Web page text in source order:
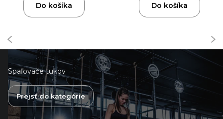
Do košíka Do košíka
Spaľovače tukov
Prejsť do kategórie